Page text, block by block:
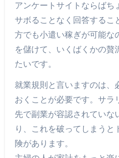
アンケートサイトならばち
サボることなく回答するこ
方でも小遣い稼ぎが可能な
を儲けて、いくばくかの贅
たいです。
就業規則と言いますのは、
おくことが必要です。サラ
先で副業が容認されていな
り、これを破ってしまうと
険があります。